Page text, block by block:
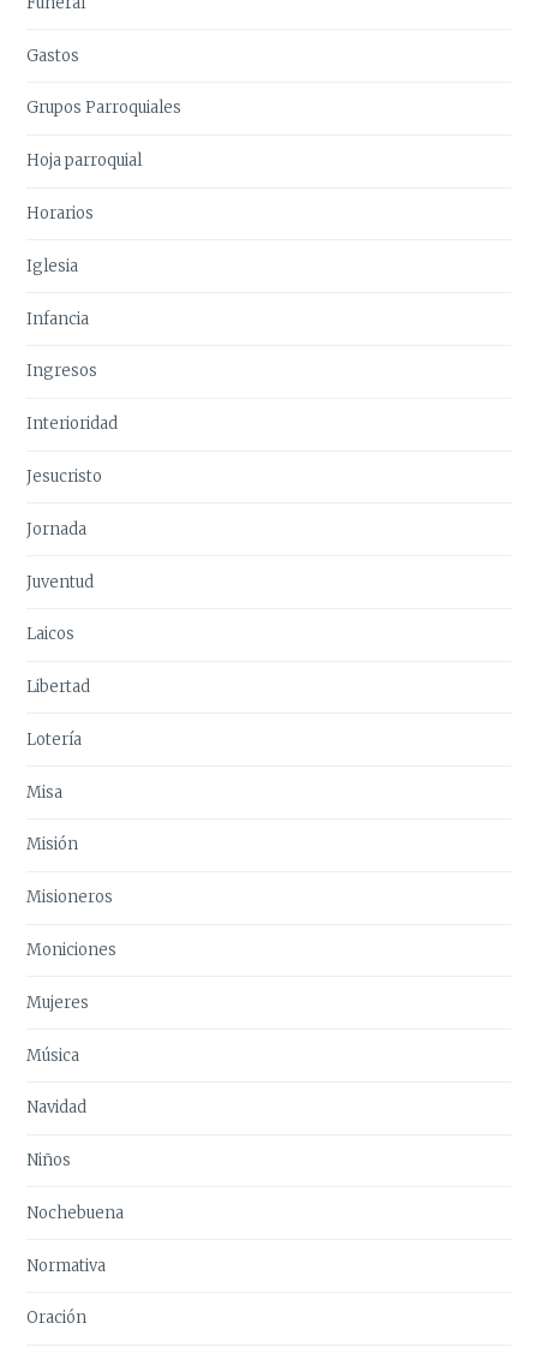
Gastos
Grupos Parroquiales
Hoja parroquial
Horarios
Iglesia
Infancia
Ingresos
Interioridad
Jesucristo
Jornada
Juventud
Laicos
Libertad
Lotería
Misa
Misión
Misioneros
Moniciones
Mujeres
Música
Navidad
Niños
Nochebuena
Normativa
Oración